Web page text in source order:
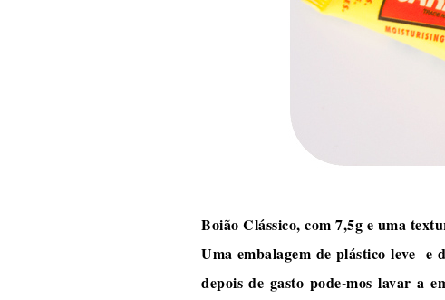
Boião Clássico, com 7,5g e uma
Uma embalagem de plástico leve e
depois de gasto pode-mos lavar a